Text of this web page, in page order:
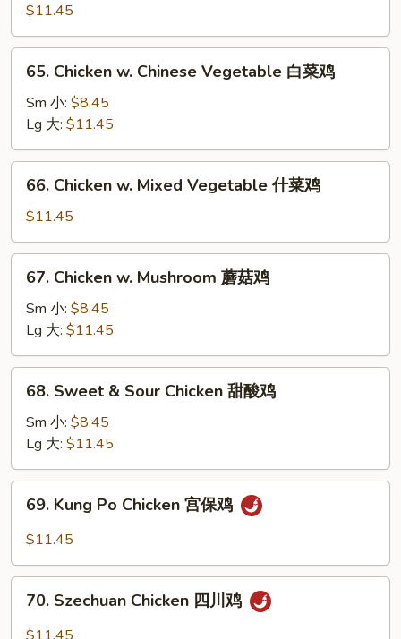
Almond
杏
$11.45
Chicken
Chinese
Vegetable
白
65. Chicken w. Chinese Vegetable 白菜鸡
Sm 小: $8.45
Lg 大: $11.45
Chicken
Mixed
Vegetable
66. Chicken w. Mixed Vegetable 什菜鸡
$11.45
Chicken
Mushroom
蘑
菇
67. Chicken w. Mushroom 蘑菇鸡
Sm 小: $8.45
Lg 大: $11.45
Sweet
Sour
Chicken
甜
68. Sweet & Sour Chicken 甜酸鸡
Sm 小: $8.45
Lg 大: $11.45
Kung
Po
宫
69. Kung Po Chicken 宫保鸡
$11.45
Szechuan
Chicken
70. Szechuan Chicken 四川鸡